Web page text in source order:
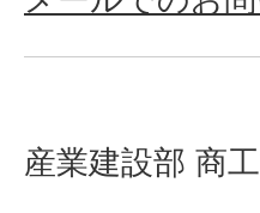
産業建設部 商